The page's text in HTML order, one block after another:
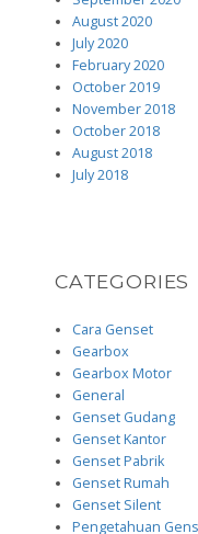
August 2020
July 2020
February 2020
October 2019
November 2018
October 2018
August 2018
July 2018
CATEGORIES
Cara Genset
Gearbox
Gearbox Motor
General
Genset Gudang
Genset Kantor
Genset Pabrik
Genset Rumah
Genset Silent
Pengetahuan